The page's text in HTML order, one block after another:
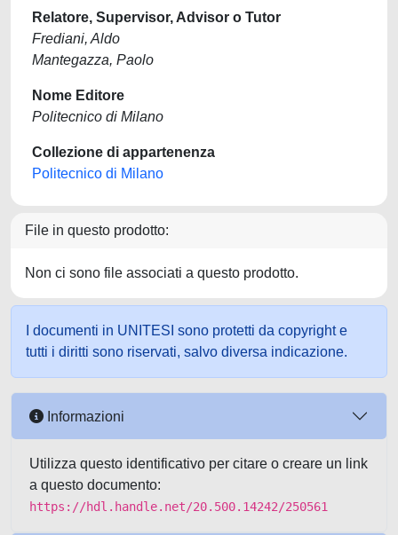
Relatore, Supervisor, Advisor o Tutor
Frediani, Aldo
Mantegazza, Paolo
Nome Editore
Politecnico di Milano
Collezione di appartenenza
Politecnico di Milano
File in questo prodotto:
Non ci sono file associati a questo prodotto.
I documenti in UNITESI sono protetti da copyright e
tutti i diritti sono riservati, salvo diversa indicazione.
Informazioni
Utilizza questo identificativo per citare o creare un link
a questo documento:
https://hdl.handle.net/20.500.14242/250561